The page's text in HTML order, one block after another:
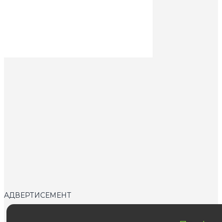
АДВЕРТИСЕМЕНТ